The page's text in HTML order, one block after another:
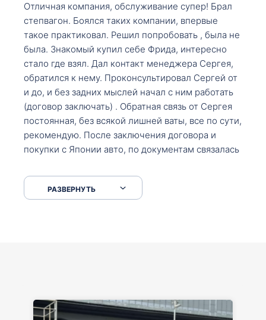
Отличная компания, обслуживание супер! Брал
степвагон. Боялся таких компании, впервые
такое практиковал. Решил попробовать , была не
была. Знакомый купил себе Фрида, интересно
стало где взял. Дал контакт менеджера Сергея,
обратился к нему. Проконсультировал Сергей от
и до, и без задних мыслей начал с ним работать
(договор заключать) . Обратная связь от Сергея
постоянная, без всякой лишней ваты, все по сути,
рекомендую. После заключения договора и
покупки с Японии авто, по документам связалась
что заполнить, куда зайти, образцы и т.д. После
приехал за авто. Меня тепло встретили Сергей с
РАЗВЕРНУТЬ